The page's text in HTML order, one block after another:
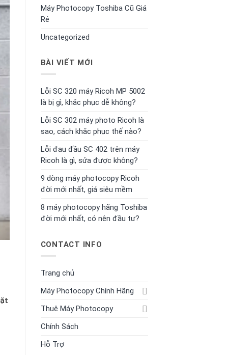
Máy Photocopy Toshiba Cũ Giá
Rẻ
Uncategorized
BÀI VIẾT MỚI
Lỗi SC 320 máy Ricoh MP 5002
là bị gì, khắc phục dễ không?
Lỗi SC 302 máy photo Ricoh là
sao, cách khắc phục thế nào?
Lỗi đau đầu SC 402 trên máy
Ricoh là gì, sửa được không?
9 dòng máy photocopy Ricoh
đời mới nhất, giá siêu mềm
8 máy photocopy hãng Toshiba
đời mới nhất, có nên đầu tư?
CONTACT INFO
Trang chủ
Máy Photocopy Chính Hãng
Thuê Máy Photocopy
Chính Sách
Hỗ Trợ